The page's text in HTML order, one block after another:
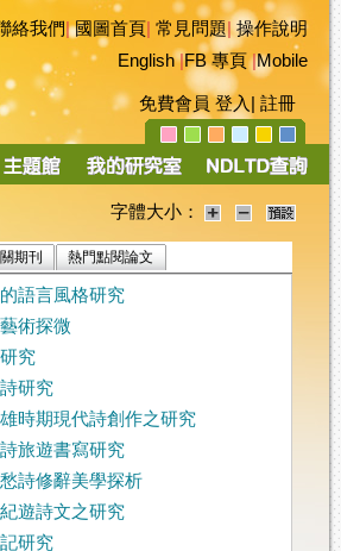
絡我們|國圖首頁 常見問題|操作說明
English|FB 專頁|Mobile
免費會員 登入 註冊
字體大小：
期刊 熱門點閱論文
語言風格研究
術探微
究
研究
時期現代詩創作之研究
旅遊書寫研究
詩修辭美學探析
遊詩文之研究
研究